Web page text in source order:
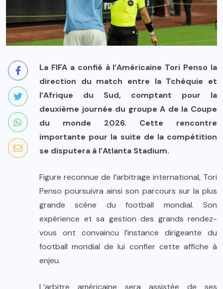
La FIFA a confié à l’Américaine Tori Penso la
direction du match entre la Tchéquie et
l’Afrique du Sud, comptant pour la
deuxième journée du groupe A de la Coupe
du monde 2026. Cette rencontre
importante pour la suite de la compétition
se disputera à l’Atlanta Stadium.
Figure reconnue de l’arbitrage international, Tori
Penso poursuivra ainsi son parcours sur la plus
grande scène du football mondial. Son
expérience et sa gestion des grands rendez-
vous ont convaincu l’instance dirigeante du
football mondial de lui confier cette affiche à
enjeu.
L’arbitre américaine sera assistée de ses